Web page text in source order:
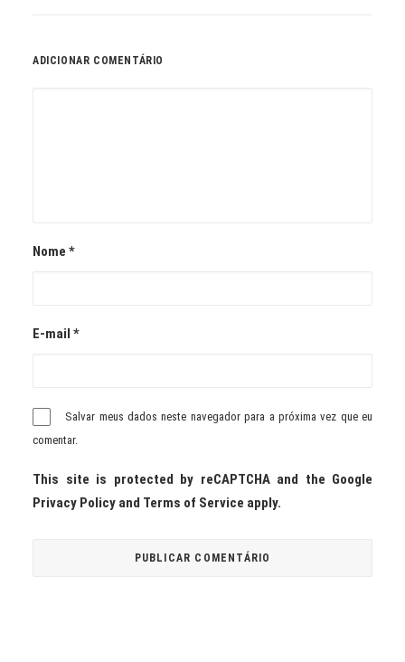
ADICIONAR COMENTÁRIO
Nome *
E-mail *
Salvar meus dados neste navegador para a próxima vez que eu
comentar.
This site is protected by reCAPTCHA and the Google
Privacy Policy and Terms of Service apply.